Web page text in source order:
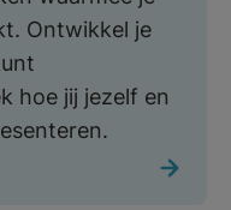
Ontwikkel je
hoe jij jezelf en